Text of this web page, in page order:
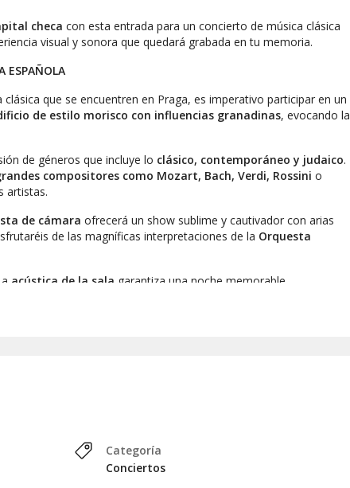
checa con esta entrada para un concierto de música clásica
visual y sonora que quedará grabada en tu memoria.
ESPAÑOLA
que se encuentren en Praga, es imperativo participar en un
de estilo morisco con influencias granadinas, evocando la
de géneros que incluye lo clásico, contemporáneo y judaico.
compositores como Mozart, Bach, Verdi, Rossini o
artistas.
de cámara ofrecerá un show sublime y cautivador con arias
de las magníficas interpretaciones de la Orquesta
acústica de la sala garantiza una noche memorable.
Categoría
Conciertos